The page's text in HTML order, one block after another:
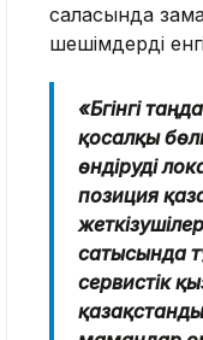
саласында
шешімдерді
«Бүгінгі
қосалқы
өндіруді
позиция
сатысында
сервистік